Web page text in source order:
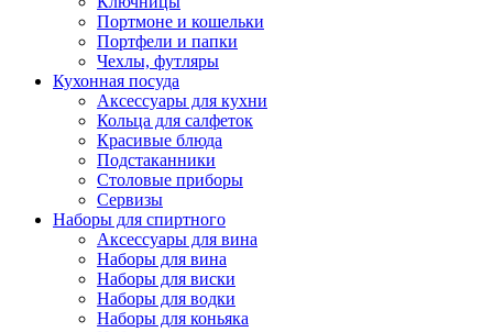
Портмоне и кошельки
Портфели и папки
Чехлы, футляры
Кухонная посуда
Аксессуары для кухни
Кольца для салфеток
Красивые блюда
Подстаканники
Столовые приборы
Cервизы
Наборы для спиртного
Аксессуары для вина
Наборы для вина
Наборы для виски
Наборы для водки
Наборы для коньяка